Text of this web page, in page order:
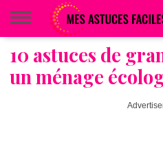
BEAUTÉ
COIFFURE
ALIMENTATION
MAQUILLAGE
MAISON
10 astuces de
un ménage